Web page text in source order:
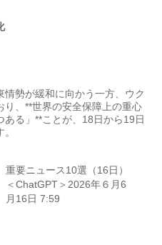
勢が緩和に向かう一方、ウク
り、**世界の安全保障上の重心
る」**ことが、18日から19日
重要ニュース10選（16日）
＜ChatGPT＞2026年６月6
月16日 7:59